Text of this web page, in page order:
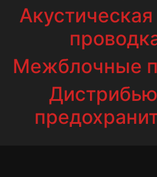
Межблочные